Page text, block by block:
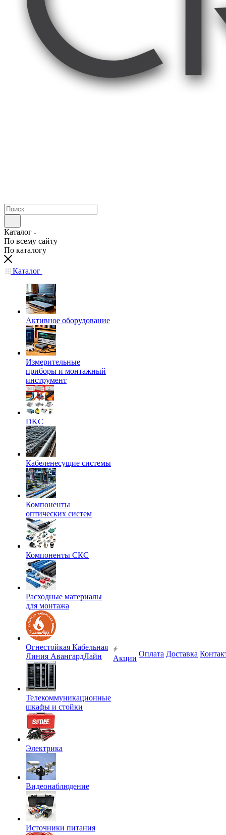
Каталог
По всему сайту
По каталогу
Каталог
Активное оборудование
Измерительные
приборы и монтажный
инструмент
DKC
Кабеленесущие системы
Компоненты
оптических систем
Компоненты СКС
Расходные материалы
для монтажа
Огнестойкая Кабельная
Линия АвангардЛайн
Телекоммуникационные
шкафы и стойки
Электрика
Видеонаблюдение
Источники питания
Акции
Оплата Доставка